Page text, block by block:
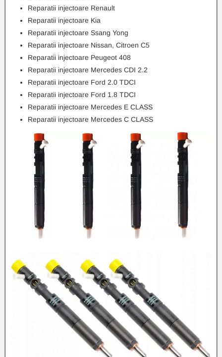
Reparatii injectoare Renault
Reparatii injectoare Kia
Reparatii injectoare Ssang Yong
Reparatii injectoare Nissan, Citroen C5
Reparatii injectoare Peugeot 408
Reparatii injectoare Mercedes CDI 2.2
Reparatii injectoare Ford 2.0 TDCI
Reparatii injectoare Ford 1.8 TDCI
Reparatii injectoare Mercedes E CLASS
Reparatii injectoare Mercedes C CLASS